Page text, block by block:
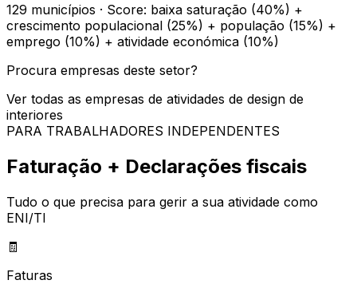
129 municípios · Score: baixa saturação (40%) +
crescimento populacional (25%) + população (15%) +
emprego (10%) + atividade económica (10%)
Procura empresas deste setor?
Ver todas as empresas de atividades de design de
interiores
PARA TRABALHADORES INDEPENDENTES
Faturação + Declarações fiscais
Tudo o que precisa para gerir a sua atividade como
ENI/TI
🧾
Faturas